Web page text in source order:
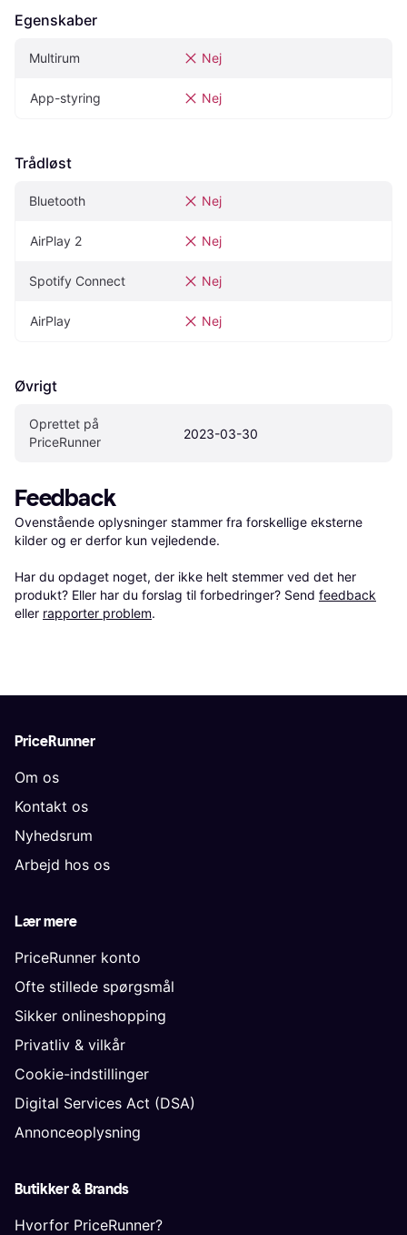
Egenskaber
Multirum Nej
App-styring Nej
Trådløst
Bluetooth Nej
AirPlay 2 Nej
Spotify Connect Nej
AirPlay Nej
Øvrigt
Oprettet på
PriceRunner
2023-03-30
Feedback
Ovenstående oplysninger stammer fra forskellige eksterne
kilder og er derfor kun vejledende.
Har du opdaget noget, der ikke helt stemmer ved det her
produkt? Eller har du forslag til forbedringer? Send feedback
eller rapporter problem.
PriceRunner
Om os
Kontakt os
Nyhedsrum
Arbejd hos os
Lær mere
PriceRunner konto
Ofte stillede spørgsmål
Sikker onlineshopping
Privatliv & vilkår
Cookie-indstillinger
Digital Services Act (DSA)
Annonceoplysning
Butikker & Brands
Hvorfor PriceRunner?